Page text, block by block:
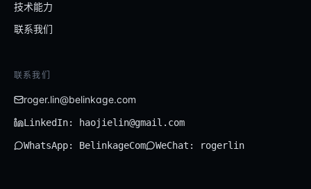
技术能力
联系我们
联系我们
roger.lin@belinkage.com
LinkedIn: haojielin@gmail.com
WhatsApp: BelinkageCom WeChat: rogerlin